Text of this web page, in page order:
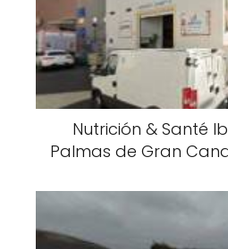
Nutrición & Santé
Palmas de Gran